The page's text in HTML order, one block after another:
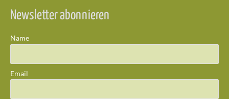
Newsletter abonnieren
Name
Email